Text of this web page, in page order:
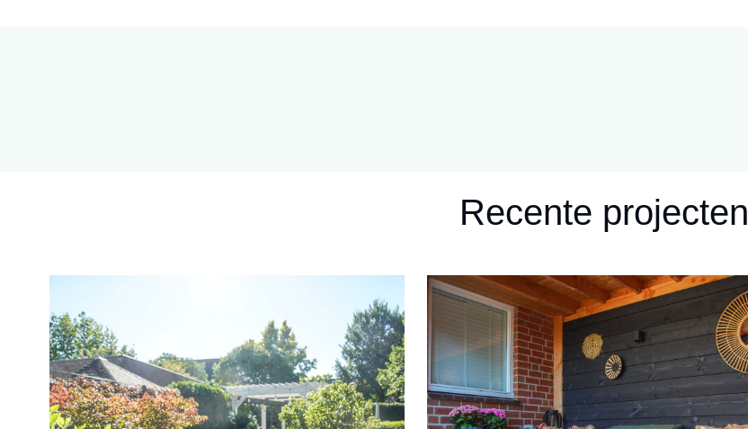
Recente projecten